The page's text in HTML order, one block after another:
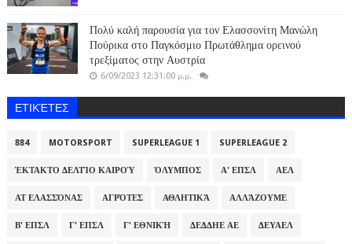
Πολύ καλή παρουσία για τον Ελασσονίτη Μανώλη
Πούρικα στο Παγκόσμιο Πρωτάθλημα ορεινού
τρεξίματος στην Αυστρία
6/09/2023 12:31:00 μ.μ.
ΕΤΙΚΈΤΕΣ
884 MOTORSPORT SUPERLEAGUE 1 SUPERLEAGUE 2
ΈΚΤΑΚΤΟ ΔΕΛΤΊΟ ΚΑΙΡΟΎ ΌΛΥΜΠΟΣ Α' ΕΠΣΛ ΑΕΛ
ΑΤ ΕΛΑΣΣΌΝΑΣ ΑΓΡΌΤΕΣ ΑΘΛΗΤΙΚΆ ΑΛΛΆΖΟΥΜΕ
Β' ΕΠΣΛ Γ' ΕΠΣΛ Γ' ΕΘΝΙΚΉ ΔΕΔΔΗΕ ΑΕ ΔΕΥΑΕΛ